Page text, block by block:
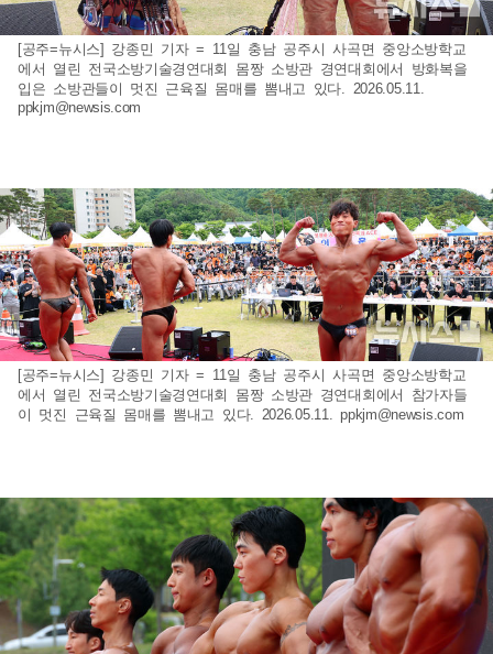
[공주=뉴시스] 강종민 기자 = 11일 충남 공주시 사곡면 중앙소방학교
에서 열린 전국소방기술경연대회 몸짱 소방관 경연대회에서 방화복을
입은 소방관들이 멋진 근육질 몸매를 뽐내고 있다. 2026.05.11.
ppkjm@newsis.com
[공주=뉴시스] 강종민 기자 = 11일 충남 공주시 사곡면 중앙소방학교
에서 열린 전국소방기술경연대회 몸짱 소방관 경연대회에서 참가자들
이 멋진 근육질 몸매를 뽐내고 있다. 2026.05.11.ppkjm@newsis.com